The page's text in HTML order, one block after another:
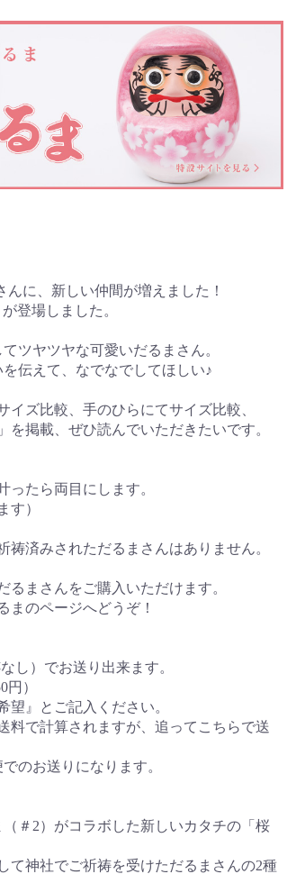
に、新しい仲間が増えました！
登場しました。
ツヤツヤな可愛いだるまさん。
伝えて、なでなでしてほしい♪
ズ比較、手のひらにてサイズ比較、
掲載、ぜひ読んでいただきたいです。
たら両目にします。
す）
済みされただるまさんはありません。
まさんをご購入いただけます。
まのページへどうぞ！
し）でお送り出来ます。
）
』とご記入ください。
で計算されますが、追ってこちらで送
のお送りになります。
＃2）がコラボした新しいカタチの「桜
て神社でご祈祷を受けただるまさんの2種